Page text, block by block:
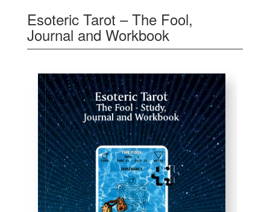
Esoteric Tarot – The Fool,
Journal and Workbook